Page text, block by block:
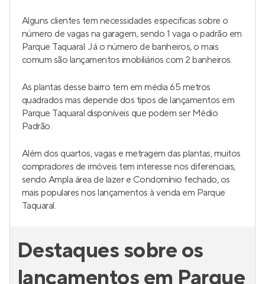
Alguns clientes tem necessidades especificas sobre o
número de vagas na garagem, sendo 1 vaga o padrão em
Parque Taquaral. Já o número de banheiros, o mais
comum são lançamentos imobiliários com 2 banheiros.
As plantas desse bairro tem em média 65 metros
quadrados mas depende dos tipos de lançamentos em
Parque Taquaral disponíveis que podem ser Médio
Padrão.
Além dos quartos, vagas e metragem das plantas, muitos
compradores de imóveis tem interesse nos diferenciais,
sendo Ampla área de lazer e Condomínio fechado, os
mais populares nos lançamentos à venda em Parque
Taquaral.
Destaques sobre os
lançamentos em Parque